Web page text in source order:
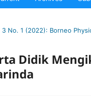
3 No. 1 (2022): Borneo
Didik